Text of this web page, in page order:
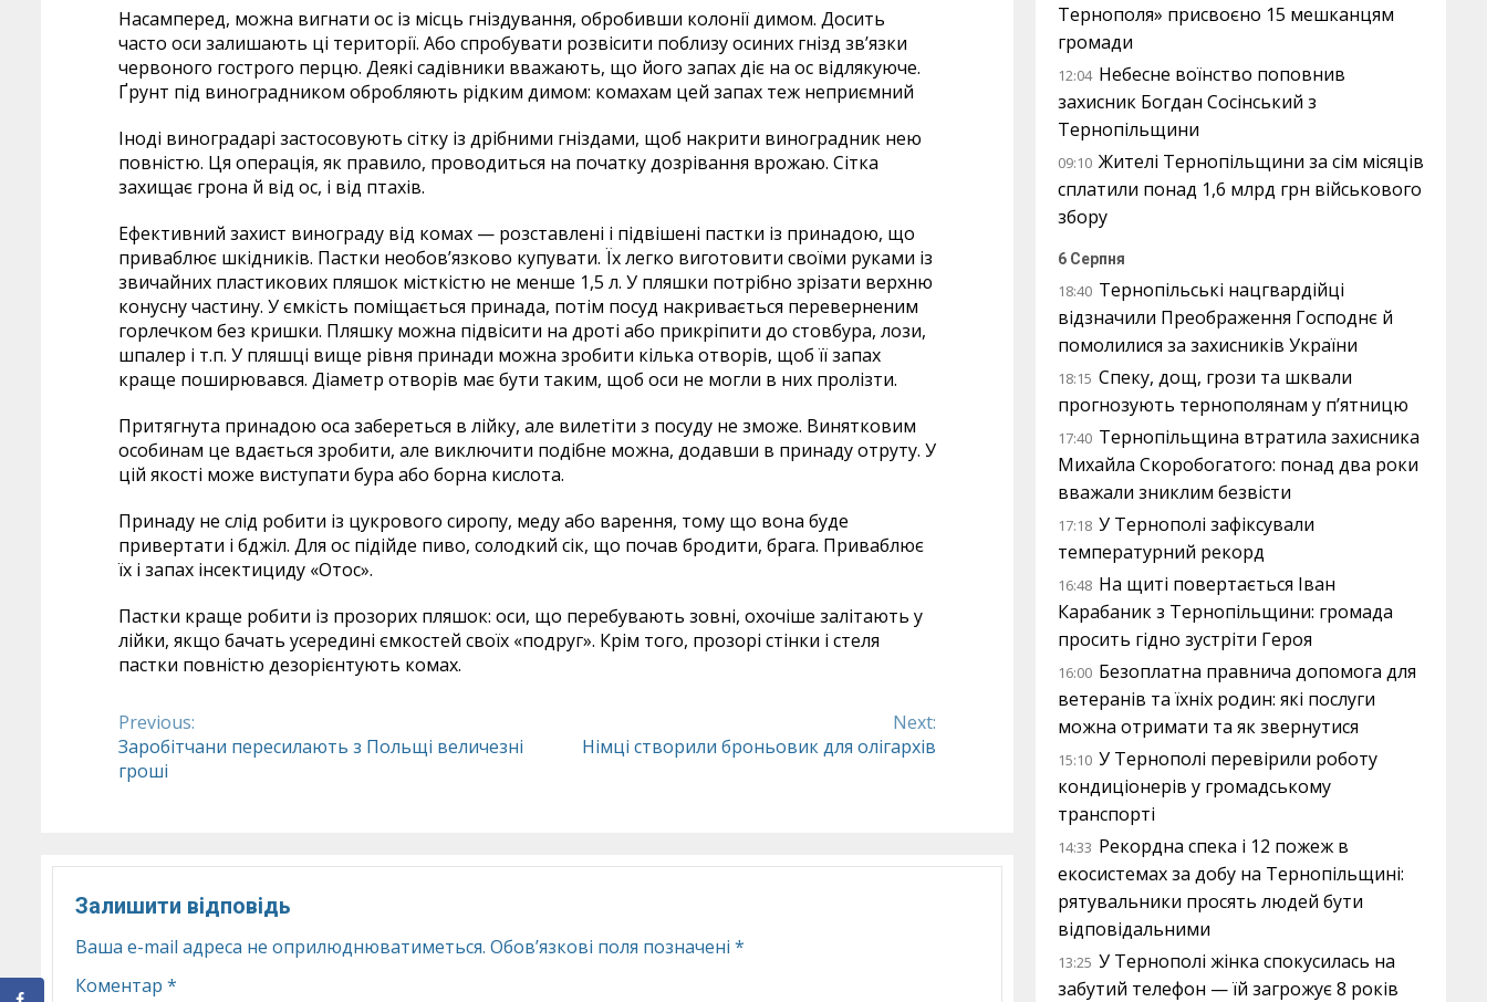
Насамперед, можна вигнати ос із місць гніздування, обробивши колонії димом. Досить
часто оси залишають ці території. Або спробувати розвісити поблизу осиних гнізд зв’язки
червоного гострого перцю. Деякі садівники вважають, що його запах діє на ос відлякуюче.
Ґрунт під виноградником обробляють рідким димом: комахам цей запах теж неприємний
Іноді виноградарі застосовують сітку із дрібними гніздами, щоб накрити виноградник нею
повністю. Ця операція, як правило, проводиться на початку дозрівання врожаю. Сітка
захищає грона й від ос, і від птахів.
Ефективний захист винограду від комах — розставлені і підвішені пастки із принадою, що
приваблює шкідників. Пастки необов’язково купувати. Їх легко виготовити своїми руками із
звичайних пластикових пляшок місткістю не менше 1,5 л. У пляшки потрібно зрізати верхню
конусну частину. У ємкість поміщається принада, потім посуд накривається переверненим
горлечком без кришки. Пляшку можна підвісити на дроті або прикріпити до стовбура, лози,
шпалер і т.п. У пляшці вище рівня принади можна зробити кілька отворів, щоб її запах
краще поширювався. Діаметр отворів має бути таким, щоб оси не могли в них пролізти.
Притягнута принадою оса забереться в лійку, але вилетіти з посуду не зможе. Винятковим
особинам це вдається зробити, але виключити подібне можна, додавши в принаду отруту. У
цій якості може виступати бура або борна кислота.
Принаду не слід робити із цукрового сиропу, меду або варення, тому що вона буде
привертати і бджіл. Для ос підійде пиво, солодкий сік, що почав бродити, брага. Приваблює
їх і запах інсектициду «Отос».
Пастки краще робити із прозорих пляшок: оси, що перебувають зовні, охочіше залітають у
лійки, якщо бачать усередині ємкостей своїх «подруг». Крім того, прозорі стінки і стеля
пастки повністю дезорієнтують комах.
Continue
Reading
Previous:
Заробітчани пересилають з Польщі величезні
гроші
Next:
Німці створили броньовик для олігархів
Залишити відповідь
Ваша e-mail адреса не оприлюднюватиметься. Обов’язкові поля позначені *
Коментар *
Тернополя» присвоєно 15 мешканцям
громади
12:04 Небесне воїнство поповнив
захисник Богдан Сосінський з
Тернопільщини
09:10 Жителі Тернопільщини за сім місяців
сплатили понад 1,6 млрд грн військового
збору
6 Серпня
18:40 Тернопільські нацгвардійці
відзначили Преображення Господнє й
помолилися за захисників України
18:15 Спеку, дощ, грози та шквали
прогнозують тернополянам у п’ятницю
17:40 Тернопільщина втратила захисника
Михайла Скоробогатого: понад два роки
вважали зниклим безвісти
17:18 У Тернополі зафіксували
температурний рекорд
16:48 На щиті повертається Іван
Карабаник з Тернопільщини: громада
просить гідно зустріти Героя
16:00 Безоплатна правнича допомога для
ветеранів та їхніх родин: які послуги
можна отримати та як звернутися
15:10 У Тернополі перевірили роботу
кондиціонерів у громадському
транспорті
14:33 Рекордна спека і 12 пожеж в
екосистемах за добу на Тернопільщині:
рятувальники просять людей бути
відповідальними
13:25 У Тернополі жінка спокусилась на
забутий телефон — їй загрожує 8 років